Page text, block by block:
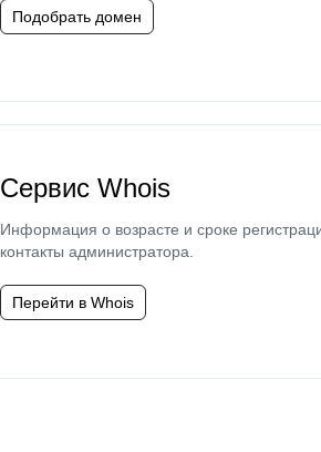
Подобрать домен
Сервис Whois
Информация о возрасте и сроке
контакты администратора.
Перейти в Whois